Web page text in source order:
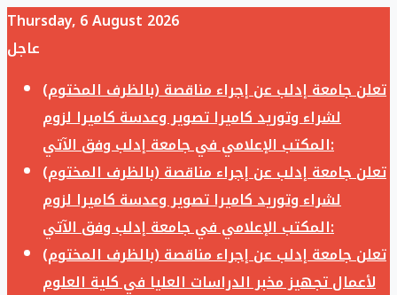
Thursday, 6 August 2026
عاجل
تعلن جامعة إدلب عن إجراء مناقصة (بالظرف المختوم)
لشراء وتوريد كاميرا تصوير وعدسة كاميرا لزوم
المكتب الإعلامي في جامعة إدلب وفق الآتي:
تعلن جامعة إدلب عن إجراء مناقصة (بالظرف المختوم)
لشراء وتوريد كاميرا تصوير وعدسة كاميرا لزوم
المكتب الإعلامي في جامعة إدلب وفق الآتي:
تعلن جامعة إدلب عن إجراء مناقصة (بالظرف المختوم)
لأعمال تجهيز مخبر الدراسات العليا في كلية العلوم